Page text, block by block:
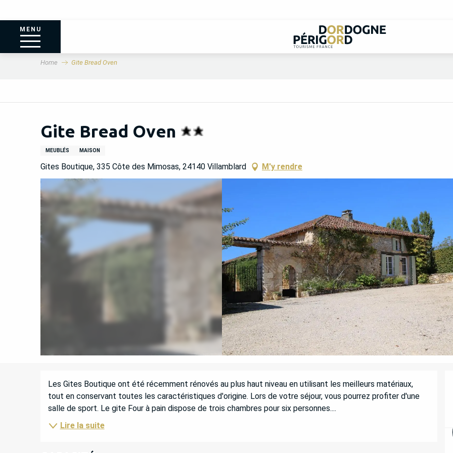
MENU
Home Gite Bread Oven
Gite Bread Oven
MEUBLÉS MAISON
Gites Boutique, 335 Côte des Mimosas, 24140 Villamblard M'y rendre
DESCRIPTION
Les Gites Boutique ont été récemment rénovés au plus haut niveau en utilisant les meilleurs matériaux,
tout en conservant toutes les caractéristiques d'origine. Lors de votre séjour, vous pourrez profiter d'une
salle de sport. Le gite Four à pain dispose de trois chambres pour six personnes....
Lire la suite